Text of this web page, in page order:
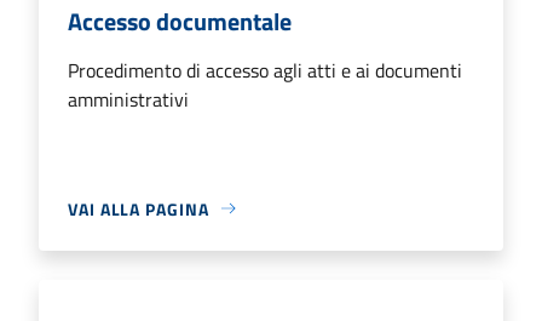
Accesso documentale
Procedimento di accesso agli atti e ai documenti
amministrativi
VAI ALLA PAGINA